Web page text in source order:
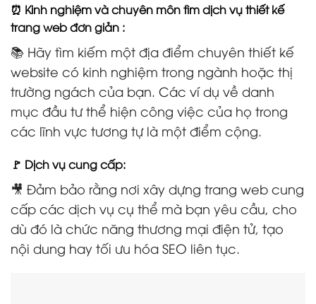
⏰ Kinh nghiệm và chuyên môn tìm dịch vụ thiết kế
trang web đơn giản :
📚 Hãy tìm kiếm một địa điểm chuyên thiết kế
website có kinh nghiệm trong ngành hoặc thị
trường ngách của bạn. Các ví dụ về danh
mục đầu tư thể hiện công việc của họ trong
các lĩnh vực tương tự là một điểm cộng.
🚩 Dịch vụ cung cấp:
🎥 Đảm bảo rằng nơi xây dựng trang web cung
cấp các dịch vụ cụ thể mà bạn yêu cầu, cho
dù đó là chức năng thương mại điện tử, tạo
nội dung hay tối ưu hóa SEO liên tục.